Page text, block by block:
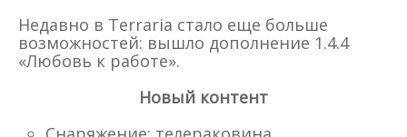
Недавно в Terraria стало еще больше
возможностей: вышло дополнение 1.4.4
«Любовь к работе».
Новый контент